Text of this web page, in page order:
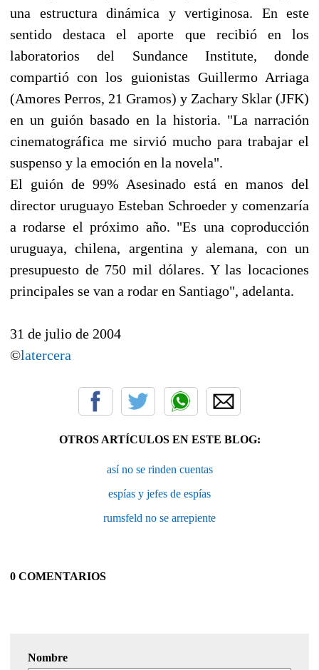
una estructura dinámica y vertiginosa. En este
sentido destaca el aporte que recibió en los
laboratorios del Sundance Institute, donde
compartió con los guionistas Guillermo Arriaga
(Amores Perros, 21 Gramos) y Zachary Sklar (JFK)
en un guión basado en la historia. "La narración
cinematográfica me sirvió mucho para trabajar el
suspenso y la emoción en la novela".
El guión de 99% Asesinado está en manos del
director uruguayo Esteban Schroeder y comenzaría
a rodarse el próximo año. "Es una coproducción
uruguaya, chilena, argentina y alemana, con un
presupuesto de 750 mil dólares. Y las locaciones
principales se van a rodar en Santiago", adelanta.
31 de julio de 2004
©latercera
OTROS ARTÍCULOS EN ESTE BLOG:
así no se rinden cuentas
espías y jefes de espías
rumsfeld no se arrepiente
0 COMENTARIOS
Nombre